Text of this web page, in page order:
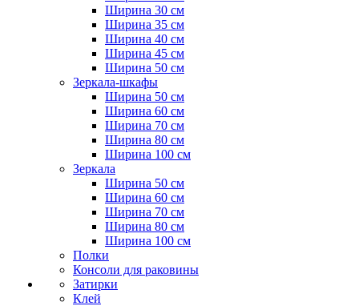
Ширина 30 см
Ширина 35 см
Ширина 40 см
Ширина 45 см
Ширина 50 см
Зеркала-шкафы
Ширина 50 см
Ширина 60 см
Ширина 70 см
Ширина 80 см
Ширина 100 см
Зеркала
Ширина 50 см
Ширина 60 см
Ширина 70 см
Ширина 80 см
Ширина 100 см
Полки
Консоли для раковины
Затирки
Клей